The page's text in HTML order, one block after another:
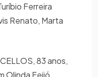
Ferreira
Renato, Marta
83 anos,
Olinda Feijó